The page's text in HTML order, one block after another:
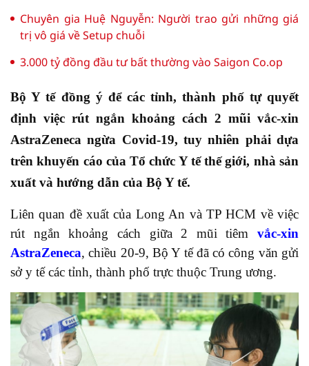
Chuyên gia Huệ Nguyễn: Người trao gửi những giá
trị vô giá về Setup chuỗi
3.000 tỷ đồng đầu tư bất thường vào Saigon Co.op
Bộ Y tế đồng ý để các tỉnh, thành phố tự quyết
định việc rút ngắn khoảng cách 2 mũi vắc-xin
AstraZeneca ngừa Covid-19, tuy nhiên phải dựa
trên khuyến cáo của Tổ chức Y tế thế giới, nhà sản
xuất và hướng dẫn của Bộ Y tế.
Liên quan đề xuất của Long An và TP HCM về việc
rút ngắn khoảng cách giữa 2 mũi tiêm vắc-xin
AstraZeneca, chiều 20-9, Bộ Y tế đã có công văn gửi
sở y tế các tỉnh, thành phố trực thuộc Trung ương.